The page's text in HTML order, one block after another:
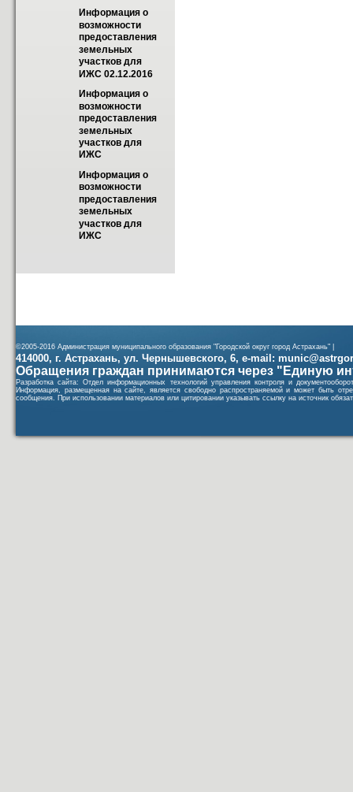
Информация о
возможности
предоставления
земельных
участков для
ИЖС 02.12.2016
Информация о
возможности
предоставления
земельных
участков для
ИЖС
Информация о
возможности
предоставления
земельных
участков для
ИЖС
©2005-2016 Администрация муниципального образования "Городской округ город Астрахань" |
414000, г. Астрахань, ул. Чернышевского, 6, e-mail:
Обращения граждан принимаются через "Единую
Разработка сайта: Отдел информационных технологий управления контроля и
Информация, размещенная на сайте, является свободно распространяемой и может быть
сообщения. При использовании материалов или цитировании указывать ссылку на источник